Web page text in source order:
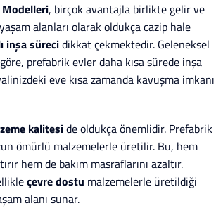
Modelleri, birçok avantajla birlikte gelir ve
alanları olarak oldukça cazip hale
inşa sürecidikkat çekmektedir. Geleneksel
prefabrik evler daha kısa sürede inşa
eve kısa zamanda kavuşma imkanı
kaliteside oldukça önemlidir. Prefabrik
ömürlü malzemelerle üretilir. Bu, hem
hem de bakım masraflarını azaltır.
çevre dostu malzemelerle üretildiği
alanı sunar.